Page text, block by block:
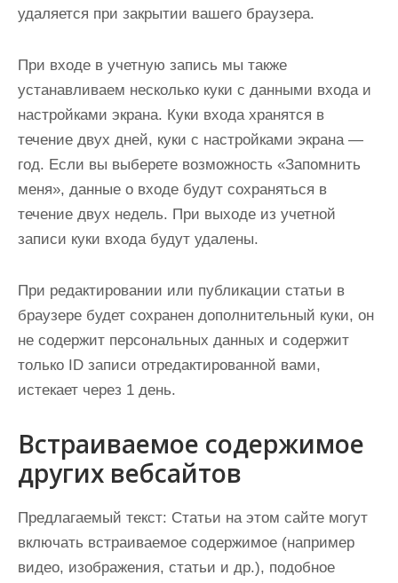
удаляется при закрытии вашего браузера.
При входе в учетную запись мы также
устанавливаем несколько куки с данными входа и
настройками экрана. Куки входа хранятся в
течение двух дней, куки с настройками экрана —
год. Если вы выберете возможность «Запомнить
меня», данные о входе будут сохраняться в
течение двух недель. При выходе из учетной
записи куки входа будут удалены.
При редактировании или публикации статьи в
браузере будет сохранен дополнительный куки, он
не содержит персональных данных и содержит
только ID записи отредактированной вами,
истекает через 1 день.
Встраиваемое содержимое
других вебсайтов
Предлагаемый текст: Статьи на этом сайте могут
включать встраиваемое содержимое (например
видео, изображения, статьи и др.), подобное